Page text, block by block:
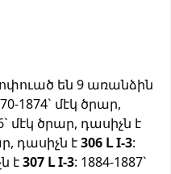
են 9 առանձին
1874` մէկ ծրար,
մէկ ծրար, դասիչն է
դասիչն է306 Լ I-3:
է307 Լ I-3: 1884-1887`